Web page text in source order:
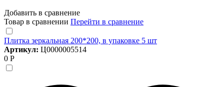
Добавить в сравнение
Товар в сравнении Перейти в сравнение
Плитка зеркальная 200*200, в упаковке 5 шт
Артикул: Ц0000005514
0 Р